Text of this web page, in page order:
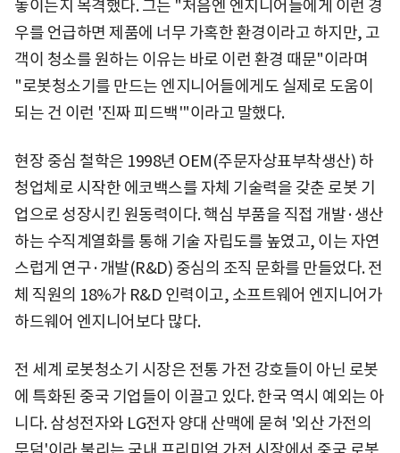
놓이는지 목격했다. 그는 "처음엔 엔지니어들에게 이런 경
우를 언급하면 제품에 너무 가혹한 환경이라고 하지만, 고
객이 청소를 원하는 이유는 바로 이런 환경 때문"이라며
"로봇청소기를 만드는 엔지니어들에게도 실제로 도움이
되는 건 이런 '진짜 피드백'"이라고 말했다.
현장 중심 철학은 1998년 OEM(주문자상표부착생산) 하
청업체로 시작한 에코백스를 자체 기술력을 갖춘 로봇 기
업으로 성장시킨 원동력이다. 핵심 부품을 직접 개발·생산
하는 수직계열화를 통해 기술 자립도를 높였고, 이는 자연
스럽게 연구·개발(R&D) 중심의 조직 문화를 만들었다. 전
체 직원의 18%가 R&D 인력이고, 소프트웨어 엔지니어가
하드웨어 엔지니어보다 많다.
전 세계 로봇청소기 시장은 전통 가전 강호들이 아닌 로봇
에 특화된 중국 기업들이 이끌고 있다. 한국 역시 예외는 아
니다. 삼성전자와 LG전자 양대 산맥에 묻혀 '외산 가전의